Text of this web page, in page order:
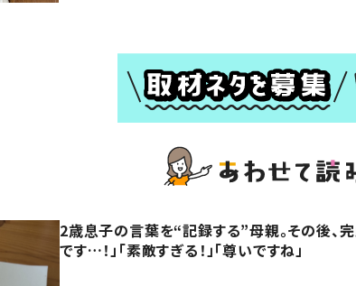
2歳息子の言葉を“記録する”母親。その後、
です…！」「素敵すぎる！」「尊いですね」